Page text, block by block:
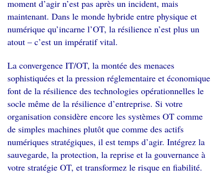
moment d’agir n’est pas après un incident, mais
maintenant. Dans le monde hybride entre physique et
numérique qu’incarne l’OT, la résilience n’est plus un
atout – c’est un impératif vital.
La convergence IT/OT, la montée des menaces
sophistiquées et la pression réglementaire et économique
font de la résilience des technologies opérationnelles le
socle même de la résilience d’entreprise. Si votre
organisation considère encore les systèmes OT comme
de simples machines plutôt que comme des actifs
numériques stratégiques, il est temps d’agir. Intégrez la
sauvegarde, la protection, la reprise et la gouvernance à
votre stratégie OT, et transformez le risque en fiabilité.